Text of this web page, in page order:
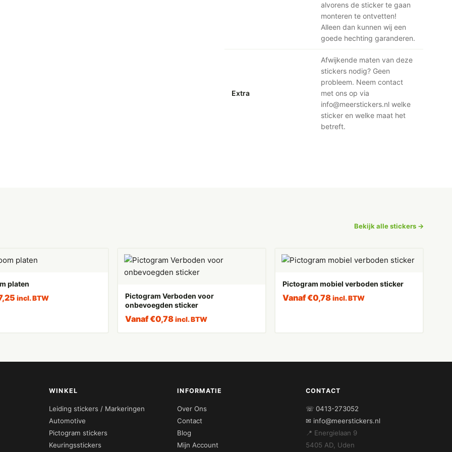
alvorens de sticker te gaan
monteren te ontvetten!
Alleen dan kunnen wij een
goede hechting garanderen.
Extra
Afwijkende maten van deze
stickers nodig? Geen
probleem. Neem contact
met ons op via
info@meerstickers.nl welke
sticker en welke maat het
betreft.
Bekijk alle stickers →
platen
incl. BTW
Pictogram Verboden voor
onbevoegden sticker
Vanaf€0,78 incl. BTW
Pictogram mobiel verboden sticker
Vanaf€0,78 incl. BTW
WINKEL
Leiding stickers / Markeringen
Automotive
Pictogram stickers
Keuringsstickers
INFORMATIE
Over Ons
Contact
Blog
Mijn Account
CONTACT
☏ 0413-273052
✉ info@meerstickers.nl
📍 Energielaan 9
5405 AD, Uden